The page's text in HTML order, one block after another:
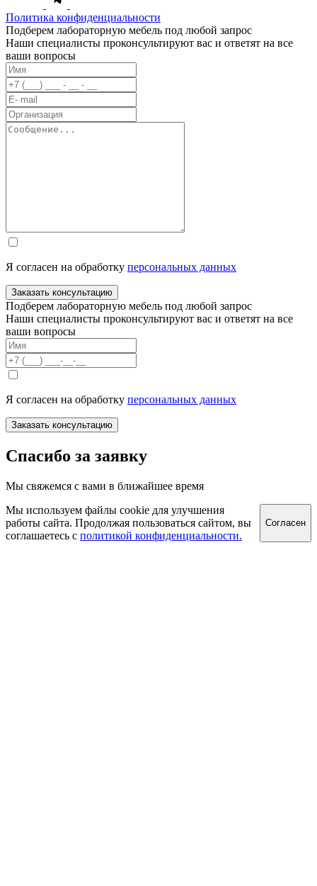
Политика конфиденциальности
Подберем лабораторную мебель под любой запрос
Наши специалисты проконсультируют вас и ответят на все
ваши вопросы
Я согласен на обработку персональных данных
Заказать консультацию
Подберем лабораторную мебель под любой запрос
Наши специалисты проконсультируют вас и ответят на все
ваши вопросы
Я согласен на обработку персональных данных
Заказать консультацию
Спасибо за заявку
Мы свяжемся с вами в ближайшее время
Мы используем файлы cookie для улучшения
работы сайта. Продолжая пользоваться сайтом, вы
соглашаетесь с политикой конфиденциальности.
Согласен